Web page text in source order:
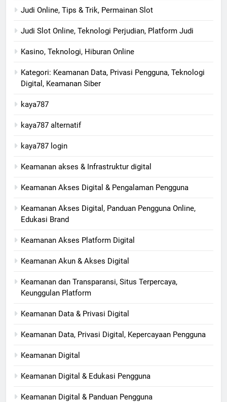
Judi Online, Tips & Trik, Permainan Slot
Judi Slot Online, Teknologi Perjudian, Platform Judi
Kasino, Teknologi, Hiburan Online
Kategori: Keamanan Data, Privasi Pengguna, Teknologi
Digital, Keamanan Siber
kaya787
kaya787 alternatif
kaya787 login
Keamanan akses & Infrastruktur digital
Keamanan Akses Digital & Pengalaman Pengguna
Keamanan Akses Digital, Panduan Pengguna Online,
Edukasi Brand
Keamanan Akses Platform Digital
Keamanan Akun & Akses Digital
Keamanan dan Transparansi, Situs Terpercaya,
Keunggulan Platform
Keamanan Data & Privasi Digital
Keamanan Data, Privasi Digital, Kepercayaan Pengguna
Keamanan Digital
Keamanan Digital & Edukasi Pengguna
Keamanan Digital & Panduan Pengguna